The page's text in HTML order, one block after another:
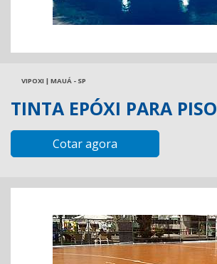
VIPOXI | MAUÁ - SP
TINTA EPÓXI PARA PISO
Cotar agora